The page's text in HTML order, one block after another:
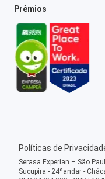
Prêmios
Políticas de
Serasa Experian – São
Sucupira - 24ºandar -